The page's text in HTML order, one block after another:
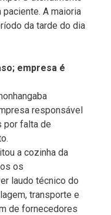
A maioria
da tarde do dia
empresa é
responsável
por falta de
a cozinha da
os
laudo técnico do
transporte e
de fornecedores